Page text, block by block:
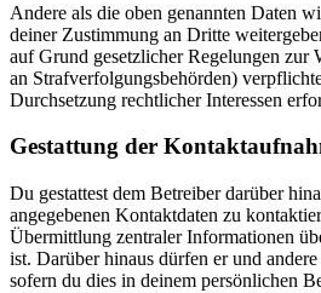
Andere als die oben genannten Daten
deiner Zustimmung an Dritte
auf Grund gesetzlicher Regelungen zur
an Strafverfolgungsbehörden)
Durchsetzung rechtlicher Interessen
Gestattung der
Du gestattest dem Betreiber darüber
angegebenen Kontaktdaten zu
Übermittlung zentraler Informationen
ist. Darüber hinaus dürfen er und
sofern du dies in deinem persönlichen